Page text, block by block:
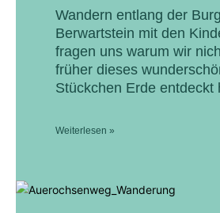
Wandern entlang der Burg
Berwartstein mit den
fragen uns warum wir
früher dieses
Stückchen Erde entdeckt
Weiterlesen »